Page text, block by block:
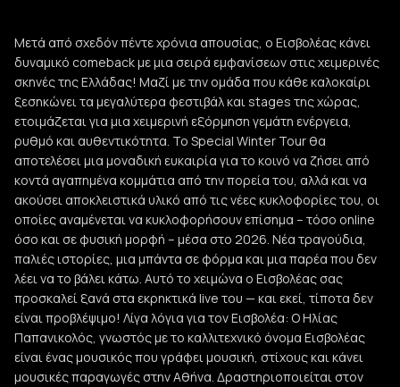
Μετά από σχεδόν πέντε χρόνια απουσίας, ο Εισβολέας κάνει
δυναμικό comeback με μια σειρά εμφανίσεων στις χειμερινές
σκηνές της Ελλάδας! Μαζί με την ομάδα που κάθε καλοκαίρι
ξεσηκώνει τα μεγαλύτερα φεστιβάλ και stages της χώρας,
ετοιμάζεται για μια χειμερινή εξόρμηση γεμάτη ενέργεια,
ρυθμό και αυθεντικότητα. Το Special Winter Tour θα
αποτελέσει μια μοναδική ευκαιρία για το κοινό να ζήσει από
κοντά αγαπημένα κομμάτια από την πορεία του, αλλά και να
ακούσει αποκλειστικά υλικό από τις νέες κυκλοφορίες του, οι
οποίες αναμένεται να κυκλοφορήσουν επίσημα – τόσο online
όσο και σε φυσική μορφή – μέσα στο 2026. Νέα τραγούδια,
παλιές ιστορίες, μια μπάντα σε φόρμα και μια παρέα που δεν
λέει να το βάλει κάτω. Αυτό το χειμώνα ο Εισβολέας σας
προσκαλεί ξανά στα εκρηκτικά live του — και εκεί, τίποτα δεν
είναι προβλέψιμο! Λίγα λόγια για τον Εισβολέα: Ο Ηλίας
Παπανικολός, γνωστός με το καλλιτεχνικό όνομα Eισβολέας
είναι ένας μουσικός που γράφει μουσική, στίχους και κάνει
μουσικές παραγωγές στην Αθήνα. Δραστηριοποιείται στον